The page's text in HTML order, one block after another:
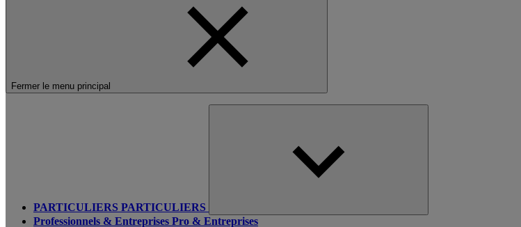
Fermer le menu principal
PARTICULIERS PARTICULIERS
Professionnels & Entreprises Pro & Entreprises